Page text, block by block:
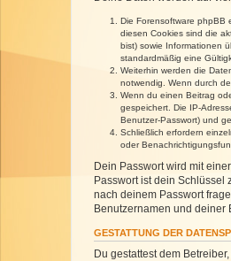
Die Forensoftware phpBB
diesen Cookies sind die
bist) sowie Informationen
standardmäßig eine
Weiterhin werden die
notwendig. Wenn durch
Wenn du einen Beitrag
gespeichert. Die IP-
Benutzer-Passwort) und
Schließlich erfordern
oder
Dein Passwort wird mit
Passwort ist dein Schlüssel
nach deinem Passwort
Benutzernamen und deiner
GESTATTUNG DER
Du gestattest dem